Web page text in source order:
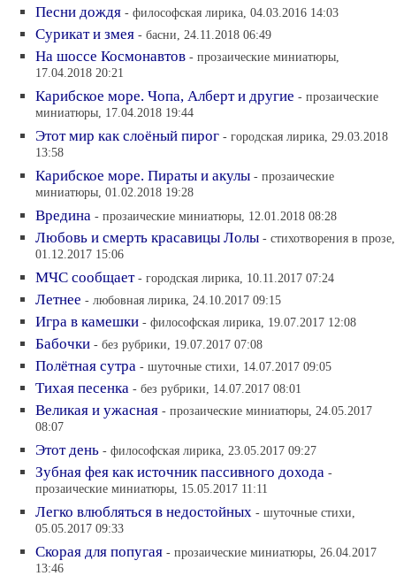
Песни дождя - философская лирика, 04.03.2016 14:03
Сурикат и змея - басни, 24.11.2018 06:49
На шоссе Космонавтов - прозаические миниатюры,
17.04.2018 20:21
Карибское море. Чопа, Алберт и другие - прозаические
миниатюры, 17.04.2018 19:44
Этот мир как слоёный пирог - городская лирика, 29.03.2018
13:58
Карибское море. Пираты и акулы - прозаические
миниатюры, 01.02.2018 19:28
Вредина - прозаические миниатюры, 12.01.2018 08:28
Любовь и смерть красавицы Лолы - cтихотворения в прозе,
01.12.2017 15:06
МЧС сообщает - городская лирика, 10.11.2017 07:24
Летнее - любовная лирика, 24.10.2017 09:15
Игра в камешки - философская лирика, 19.07.2017 12:08
Бабочки - без рубрики, 19.07.2017 07:08
Полётная сутра - шуточные стихи, 14.07.2017 09:05
Тихая песенка - без рубрики, 14.07.2017 08:01
Великая и ужасная - прозаические миниатюры, 24.05.2017
08:07
Этот день - философская лирика, 23.05.2017 09:27
Зубная фея как источник пассивного дохода -
прозаические миниатюры, 15.05.2017 11:11
Легко влюбляться в недостойных - шуточные стихи,
05.05.2017 09:33
Скорая для попугая - прозаические миниатюры, 26.04.2017
13:46